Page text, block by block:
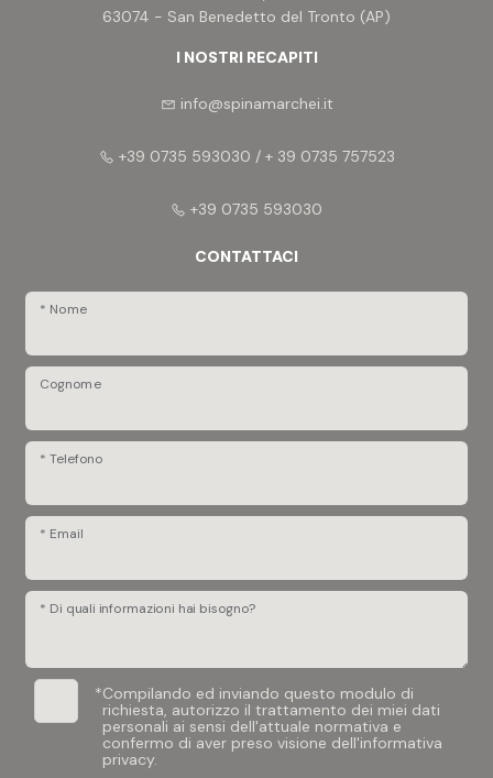
63074 - San Benedetto del Tronto (AP)
I NOSTRI RECAPITI
info@spinamarchei.it
+39 0735 593030 / + 39 0735 757523
+39 0735 593030
CONTATTACI
* Nome
Cognome
* Telefono
* Email
* Di quali informazioni hai bisogno?
*Compilando ed inviando questo modulo di
richiesta, autorizzo il trattamento dei miei dati
personali ai sensi dell'attuale normativa e
confermo di aver preso visione dell'informativa
privacy.